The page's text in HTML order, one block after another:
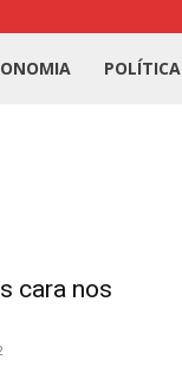
POLÍTICA
cara nos